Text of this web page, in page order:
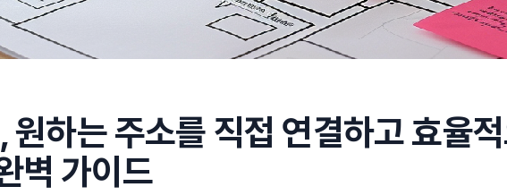
원하는 주소를 직접 연결하고 효율
벽 가이드